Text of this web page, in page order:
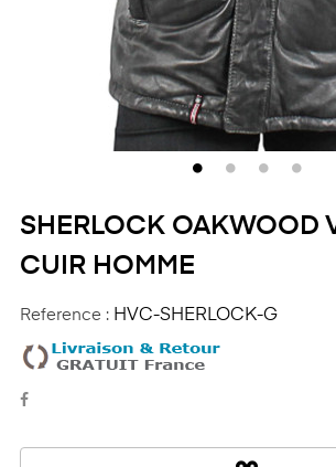
SHERLOCK OAKWOOD
CUIR HOMME
Reference : HVC-SHERLOCK-G